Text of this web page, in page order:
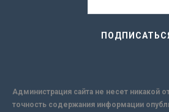
Администрация сайта не несет никакой
точность содержания информации